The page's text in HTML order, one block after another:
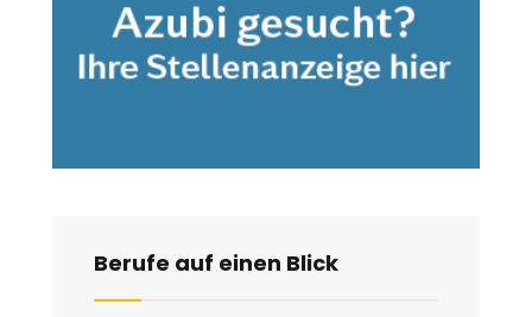
Berufe auf einen Blick